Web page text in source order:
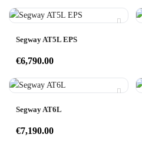
Segway AT5L EPS
€6,790.00
Segway AT6L
€7,190.00